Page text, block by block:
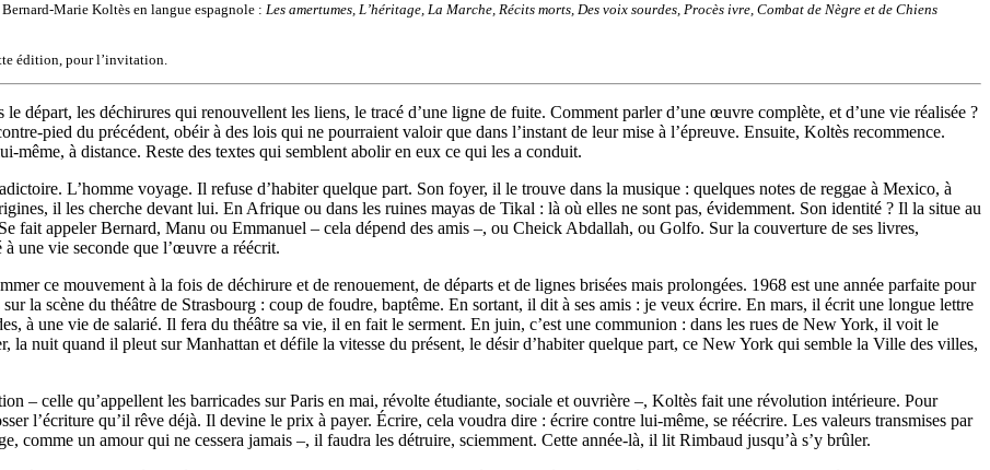
Marie Koltès en langue espagnole : Les amertumes, L’héritage, La Marche, Récits morts, Des voix sourdes, Procès ivre, Combat de Nègre et de Chiens
édition, pour l’invitation.
départ, les déchirures qui renouvellent les liens, le tracé d’une ligne de fuite. Comment parler d’une œuvre complète, et d’une vie réalisée ?
pied du précédent, obéir à des lois qui ne pourraient valoir que dans l’instant de leur mise à l’épreuve. Ensuite, Koltès recommence.
même, à distance. Reste des textes qui semblent abolir en eux ce qui les a conduit.
L’homme voyage. Il refuse d’habiter quelque part. Son foyer, il le trouve dans la musique : quelques notes de reggae à Mexico, à
il les cherche devant lui. En Afrique ou dans les ruines mayas de Tikal : là où elles ne sont pas, évidemment. Son identité ? Il la situe au
fait appeler Bernard, Manu ou Emmanuel – cela dépend des amis –, ou Cheick Abdallah, ou Golfo. Sur la couverture de ses livres,
une vie seconde que l’œuvre a réécrit.
ce mouvement à la fois de déchirure et de renouement, de départs et de lignes brisées mais prolongées. 1968 est une année parfaite pour
la scène du théâtre de Strasbourg : coup de foudre, baptême. En sortant, il dit à ses amis : je veux écrire. En mars, il écrit une longue lettre
à une vie de salarié. Il fera du théâtre sa vie, il en fait le serment. En juin, c’est une communion : dans les rues de New York, il voit le
la nuit quand il pleut sur Manhattan et défile la vitesse du présent, le désir d’habiter quelque part, ce New York qui semble la Ville des villes,
– celle qu’appellent les barricades sur Paris en mai, révolte étudiante, sociale et ouvrière –, Koltès fait une révolution intérieure. Pour
l’écriture qu’il rêve déjà. Il devine le prix à payer. Écrire, cela voudra dire : écrire contre lui-même, se réécrire. Les valeurs transmises par
comme un amour qui ne cessera jamais –, il faudra les détruire, sciemment. Cette année-là, il lit Rimbaud jusqu’à s’y brûler.